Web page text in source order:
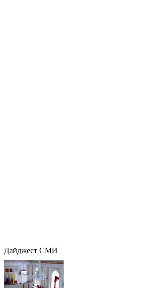
Дайджест СМИ